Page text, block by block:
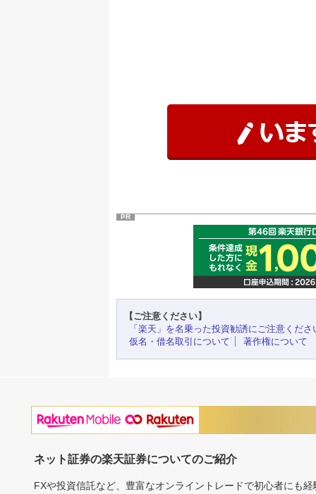
PR
【ご注意ください】
「楽天」を名乗った投資勧誘にご注意くださ
仮名・借名取引について
著作権について
ネット証券の楽天証券についてのご紹介
FXや投資信託など、豊富なオンライントレードで初心者にも